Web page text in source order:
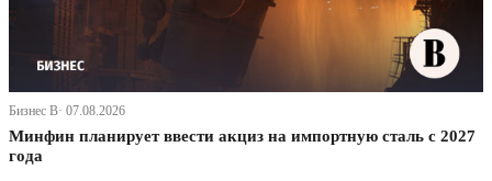
Бизнес В· 07.08.2026
Минфин планирует ввести акциз на импортную сталь с 2027
года